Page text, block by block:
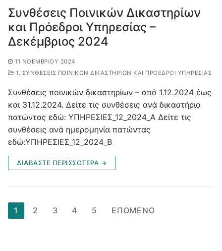
Συνθέσεις Ποινικών Δικαστηρίων
και Πρόεδροι Υπηρεσίας –
Δεκέμβριος 2024
11 ΝΟΕΜΒΡΊΟΥ 2024
1. ΣΥΝΘΈΣΕΙΣ ΠΟΙΝΙΚΏΝ ΔΙΚΑΣΤΗΡΊΩΝ ΚΑΙ ΠΡΌΕΔΡΟΙ ΥΠΗΡΕΣΊΑΣ
Συνθέσεις ποινικών δικαστηρίων – από 1.12.2024 έως
και 31.12.2024. Δείτε τις συνθέσεις ανά δικαστήριο
πατώντας εδώ: ΥΠΗΡΕΣΙΕΣ_12_2024_Α Δείτε τις
συνθέσεις ανά ημερομηνία πατώντας
εδώ:ΥΠΗΡΕΣΙΕΣ_12_2024_Β
ΔΙΑΒΑΣΤΕ ΠΕΡΙΣΣΟΤΕΡΑ →
Σελιδοποίηση
άρθρων
1 2 3 4 5 ΕΠΌΜΕΝΟ